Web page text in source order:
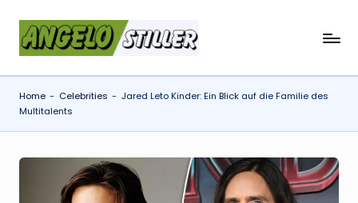
a
n
g
e
l
Home - Celebrities - Jared Leto Kinder: Ein Blick auf die Familie des
Multitalents